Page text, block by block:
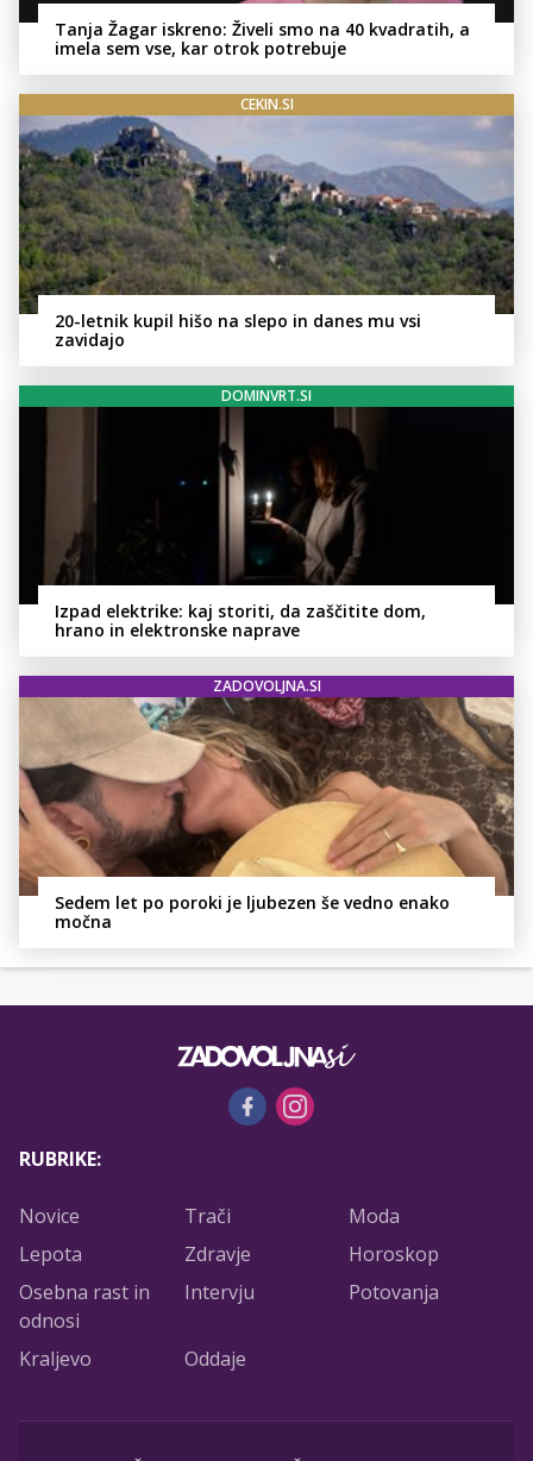
Tanja Žagar iskreno: Živeli smo na 40 kvadratih, a
imela sem vse, kar otrok potrebuje
CEKIN.SI
20-letnik kupil hišo na slepo in danes mu vsi
zavidajo
DOMINVRT.SI
Izpad elektrike: kaj storiti, da zaščitite dom,
hrano in elektronske naprave
ZADOVOLJNA.SI
Sedem let po poroki je ljubezen še vedno enako
močna
RUBRIKE:
Novice Trači
Moda
Lepota
Zdravje
Horoskop
Osebna rast in
odnosi
Intervju Potovanja
Kraljevo Oddaje